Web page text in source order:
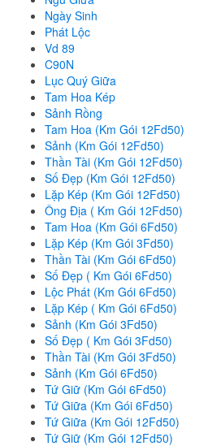
Ngày Sinh
Phát Lộc
Vd 89
C90N
Lục Quý Giữa
Tam Hoa Kép
Sảnh Rồng
Tam Hoa (Km Gói 12Fd50)
Sảnh (Km Gói 12Fd50)
Thần Tài (Km Gói 12Fd50)
Số Đẹp (Km Gói 12Fd50)
Lặp Kép (Km Gói 12Fd50)
Ông Địa ( Km Gói 12Fd50)
Tam Hoa (Km Gói 6Fd50)
Lặp Kép (Km Gói 3Fd50)
Thần Tài (Km Gói 6Fd50)
Số Đẹp ( Km Gói 6Fd50)
Lộc Phát (Km Gói 6Fd50)
Lặp Kép ( Km Gói 6Fd50)
Sảnh (Km Gói 3Fd50)
Số Đẹp ( Km Gói 3Fd50)
Thần Tài (Km Gói 3Fd50)
Sảnh (Km Gói 6Fd50)
Tứ Giữ (Km Gói 6Fd50)
Tứ Giữa (Km Gói 6Fd50)
Tứ Giữa (Km Gói 12Fd50)
Tứ Giữ (Km Gói 12Fd50)